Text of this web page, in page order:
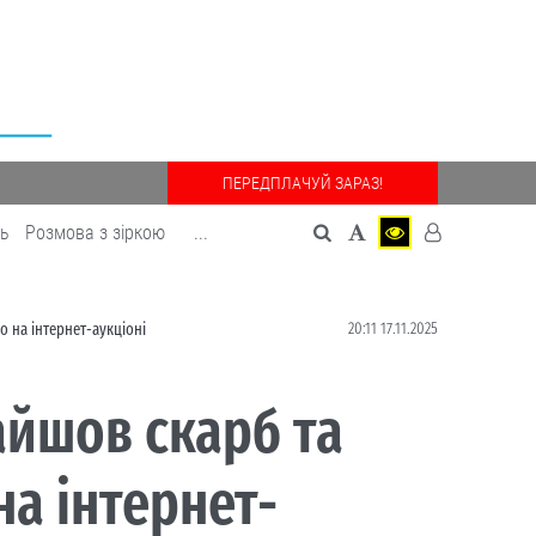
ПЕРЕДПЛАЧУЙ ЗАРАЗ!
Розмова з зіркою ...
інтернет-аукціоні 20:11 17.11.2025
скарб та
інтернет-